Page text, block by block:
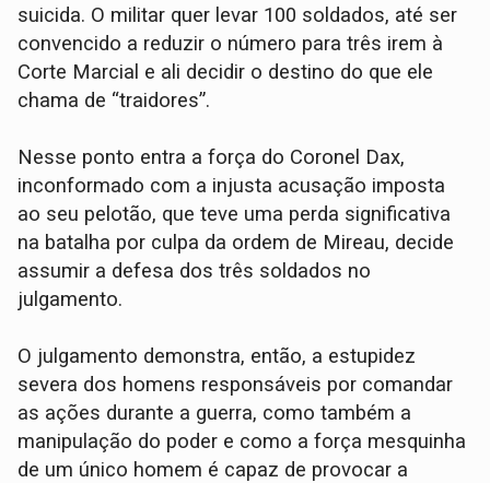
suicida. O militar quer levar 100 soldados, até ser
convencido a reduzir o número para três irem à
Corte Marcial e ali decidir o destino do que ele
chama de “traidores”.
Nesse ponto entra a força do Coronel Dax,
inconformado com a injusta acusação imposta
ao seu pelotão, que teve uma perda significativa
na batalha por culpa da ordem de Mireau, decide
assumir a defesa dos três soldados no
julgamento.
O julgamento demonstra, então, a estupidez
severa dos homens responsáveis por comandar
as ações durante a guerra, como também a
manipulação do poder e como a força mesquinha
de um único homem é capaz de provocar a